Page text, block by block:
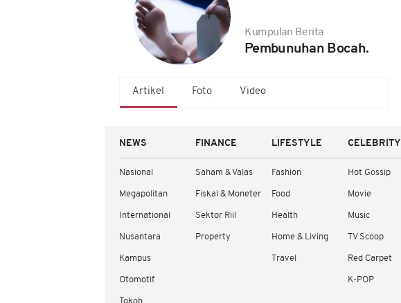
Kumpulan Berita
Pembunuhan Bocah.
Artikel Foto Video
NEWS
Nasional
Megapolitan
International
Nusantara
Kampus
Otomotif
FINANCE
Saham & Valas
Fiskal & Moneter
Sektor Riil
Property
LIFESTYLE
Fashion
Food
Health
Home & Living
Travel
CELEBRITY
Hot Gossip
Movie
Music
TV Scoop
Red Carpet
K-POP